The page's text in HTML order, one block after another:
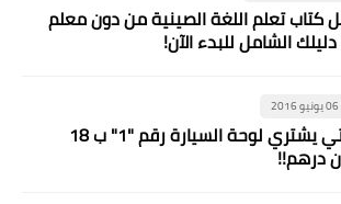
كتاب تعلم اللغة الصينية من دون معلم
06 يونيو 2016
اماراتي يشتري لوحة السيارة رقم "1" ب 18
درهم!!